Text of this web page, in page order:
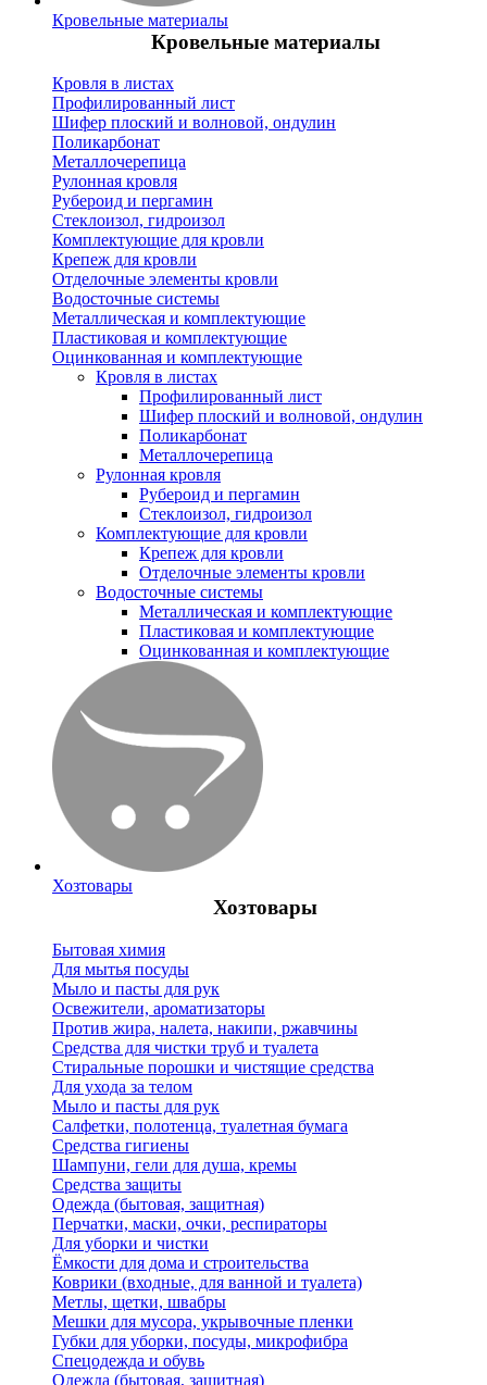
Кровельные материалы
Кровельные материалы
Кровля в листах
Профилированный лист
Шифер плоский и волновой, ондулин
Поликарбонат
Металлочерепица
Рулонная кровля
Рубероид и пергамин
Стеклоизол, гидроизол
Комплектующие для кровли
Крепеж для кровли
Отделочные элементы кровли
Водосточные системы
Металлическая и комплектующие
Пластиковая и комплектующие
Оцинкованная и комплектующие
Кровля в листах
Профилированный лист
Шифер плоский и волновой, ондулин
Поликарбонат
Металлочерепица
Рулонная кровля
Рубероид и пергамин
Стеклоизол, гидроизол
Комплектующие для кровли
Крепеж для кровли
Отделочные элементы кровли
Водосточные системы
Металлическая и комплектующие
Пластиковая и комплектующие
Оцинкованная и комплектующие
Хозтовары
Хозтовары
Бытовая химия
Для мытья посуды
Мыло и пасты для рук
Освежители, ароматизаторы
Против жира, налета, накипи, ржавчины
Средства для чистки труб и туалета
Стиральные порошки и чистящие средства
Для ухода за телом
Мыло и пасты для рук
Салфетки, полотенца, туалетная бумага
Средства гигиены
Шампуни, гели для душа, кремы
Средства защиты
Одежда (бытовая, защитная)
Перчатки, маски, очки, респираторы
Для уборки и чистки
Ёмкости для дома и строительства
Коврики (входные, для ванной и туалета)
Метлы, щетки, швабры
Мешки для мусора, укрывочные пленки
Губки для уборки, посуды, микрофибра
Спецодежда и обувь
Одежда (бытовая, защитная)